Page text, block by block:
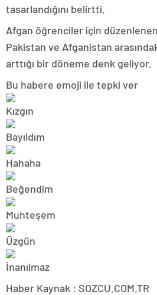
tasarlandığını belirtti.
Afgan öğrenciler için düzenlenen
Pakistan ve Afganistan
arttığı bir döneme denk geliyor.
Bu habere emoji ile tepki ver
Haber Kaynak : SOZCU.COM.TR